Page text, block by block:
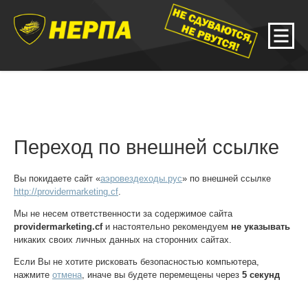
Переход по внешней ссылке
Вы покидаете сайт «аэровездеходы.рус» по внешней ссылке
http://providermarketing.cf
Мы не несем ответственности за содержимое сайта
providermarketing.cfи настоятельно рекомендуем не указывать
никаких своих личных данных на сторонних сайтах.
Если Вы не хотите рисковать безопасностью компьютера,
нажмите отмена , иначе вы будете перемещены через 5 секунд